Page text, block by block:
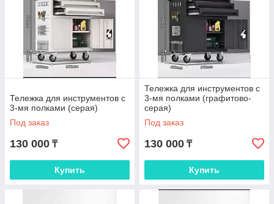
Тележка для инструментов с
3-мя полками (серая)
Под заказ
130 000 ₸
Купить
Тележка для инструментов с
3-мя полками (графитово-
серая)
Под заказ
130 000 ₸
Купить